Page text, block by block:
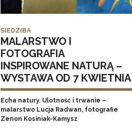
SIEDZIBA
MALARSTWO I
FOTOGRAFIA
INSPIROWANE NATURĄ –
WYSTAWA OD 7 KWIETNIA
Echa natury. Ulotność i trwanie –
malarstwo Lucja Radwan, fotografie
Zenon Kosiniak-Kamysz